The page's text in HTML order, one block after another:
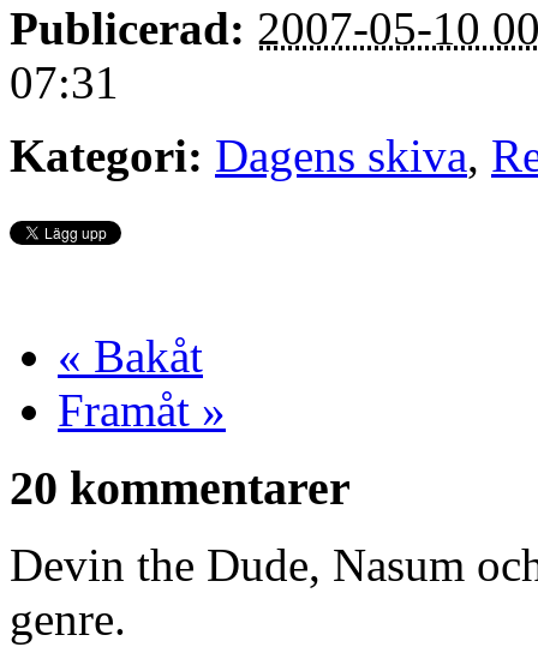
Publicerad: 2007-05-10
07:31
Kategori: Dagens skiva,
« Bakåt
Framåt »
20 kommentarer
Devin the Dude, Nasum
genre.